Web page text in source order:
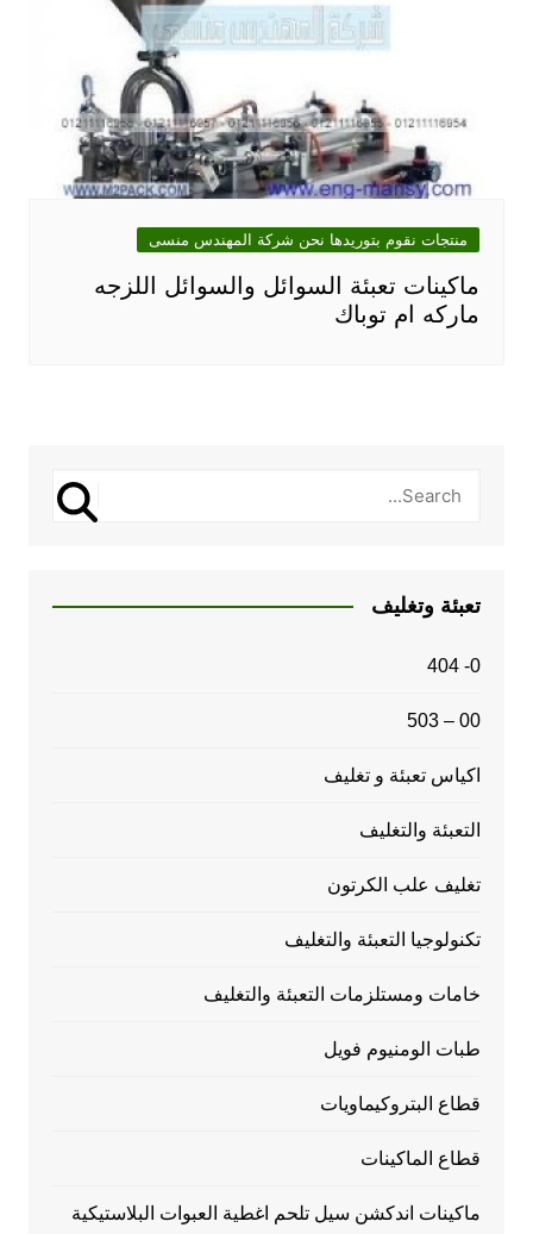
منتجات نقوم بتوريدها نحن شركة المهندس منسى
ماكينات تعبئة السوائل والسوائل اللزجه
ماركه ام توباك
تعبئة وتغليف
0- 404
00 – 503
اكياس تعبئة و تغليف
التعبئة والتغليف
تغليف علب الكرتون
تكنولوجيا التعبئة والتغليف
خامات ومستلزمات التعبئة والتغليف
طبات الومنيوم فويل
قطاع البتروكيماويات
قطاع الماكينات
ماكينات اندكشن سيل تلحم اغطية العبوات البلاستيكية